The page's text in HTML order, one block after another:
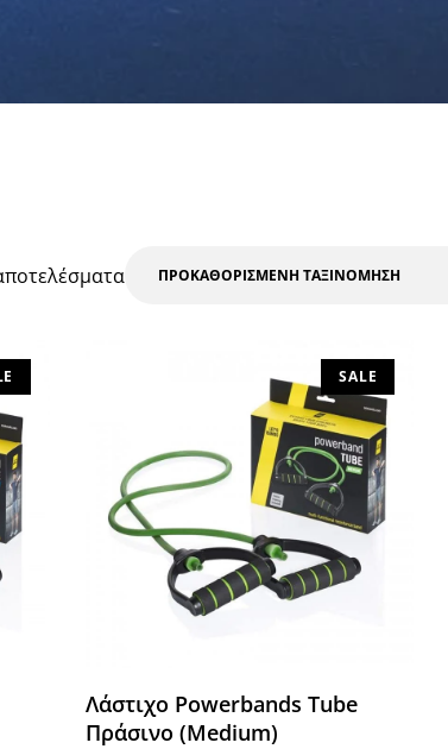
SALE
Λάστιχο Powerbands Tube
Πράσινο (Medium)